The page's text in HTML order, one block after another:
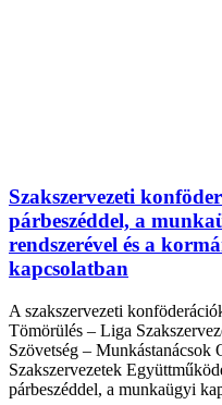
Szakszervezeti
párbeszéddel, a
rendszerével és a
kapcsolatban
A szakszervezeti
Tömörülés – Liga
Szövetség – Munkástanácsok
Szakszervezetek
párbeszéddel, a munkaügyi